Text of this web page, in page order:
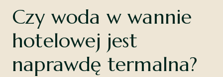
Czy woda w wannie
hotelowej jest
naprawdę termalna?